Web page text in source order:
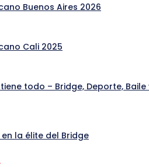
Buenos Aires 2026
Cali 2025
todo – Bridge, Deporte, Baile
la élite del Bridge